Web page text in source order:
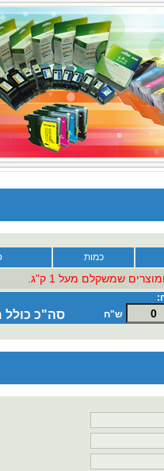
כמות
שמשקלם מעל 1 ק"ג.
ש"ח סה"כ כולל